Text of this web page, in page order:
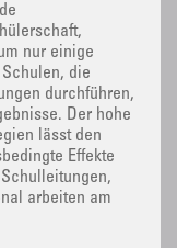
nur einige
die
durchführen,
Der hohe
lässt den
Effekte
arbeiten am